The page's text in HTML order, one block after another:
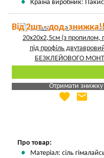
Країна виробник:
Від 2шт - дод.
Отримати знижку
Яка Ваша ціна
favorite email
Про товар:
Матеріал: сіль